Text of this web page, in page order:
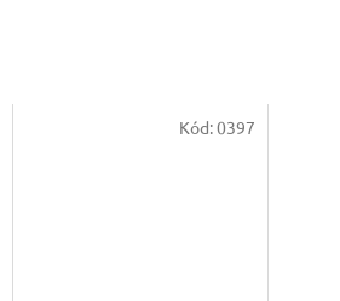
Kód:0397